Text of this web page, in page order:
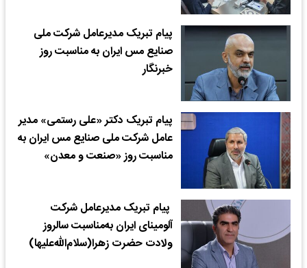
پیام تبریک مدیرعامل شرکت ملی
صنایع مس ایران به مناسبت روز
خبرنگار
پیام تبریک دکتر «علی رستمی» مدیر
عامل شرکت ملی صنایع مس ایران به
مناسبت روز «صنعت و معدن»
⁠ پیام تبریک مدیرعامل شرکت
آلومینای ایران به‌مناسبت سالروز
ولادت حضرت زهرا(سلام‌الله‌علیها)